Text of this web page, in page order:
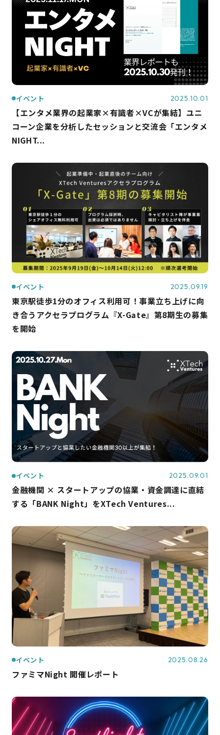
イベント 2025.10.01
【エンタメ業界の起業家×有識者×VCが集結】ユニ
コーン企業を分析したセッションと交流会「エンタメ
NIGHT...
イベント 2025.09.19
東京駅徒歩1分のオフィス利用可！事業立ち上げに向
き合うアクセラプログラム『X-Gate』第8期生の募集
を開始
イベント 2025.09.01
金融機関 × スタートアップの協業・資金調達に直結
する「BANK Night」をXTech Ventures...
イベント 2025.08.26
ファミマNight 開催レポート